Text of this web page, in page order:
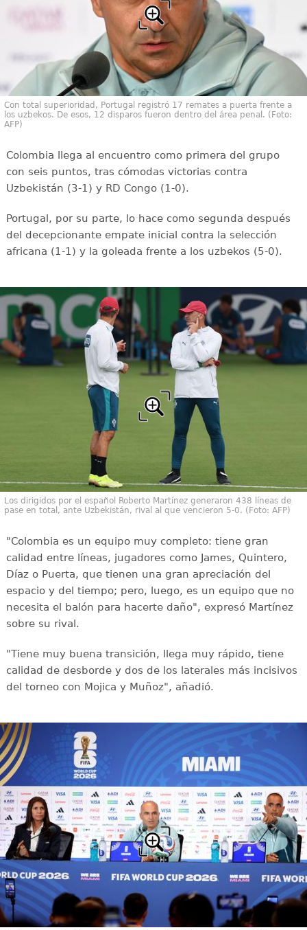
Con total superioridad, Portugal registró 17 remates a puerta frente a
los uzbekos. De esos, 12 disparos fueron dentro del área penal. (Foto:
AFP)
Colombia llega al encuentro como primera del grupo
con seis puntos, tras cómodas victorias contra
Uzbekistán (3-1) y RD Congo (1-0).
Portugal, por su parte, lo hace como segunda después
del decepcionante empate inicial contra la selección
africana (1-1) y la goleada frente a los uzbekos (5-0).
Los dirigidos por el español Roberto Martínez generaron 438 líneas de
pase en total, ante Uzbekistán, rival al que vencieron 5-0. (Foto: AFP)
"Colombia es un equipo muy completo: tiene gran
calidad entre líneas, jugadores como James, Quintero,
Díaz o Puerta, que tienen una gran apreciación del
espacio y del tiempo; pero, luego, es un equipo que no
necesita el balón para hacerte daño", expresó Martínez
sobre su rival.
"Tiene muy buena transición, llega muy rápido, tiene
calidad de desborde y dos de los laterales más incisivos
del torneo con Mojica y Muñoz", añadió.